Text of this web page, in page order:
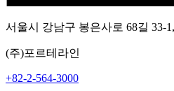
서울시 강남구 봉은사로 68길 33-
(주)포르테라인
+82-2-564-3000